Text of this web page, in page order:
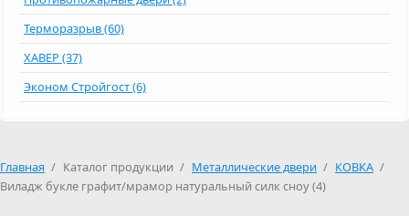
Терморазрыв (60)
ХАВЕР (37)
Эконом Стройгост (6)
Главная / Каталог продукции / Металлические двери / КОВКА /
Виладж букле графит/мрамор натуральный силк сноу (4)